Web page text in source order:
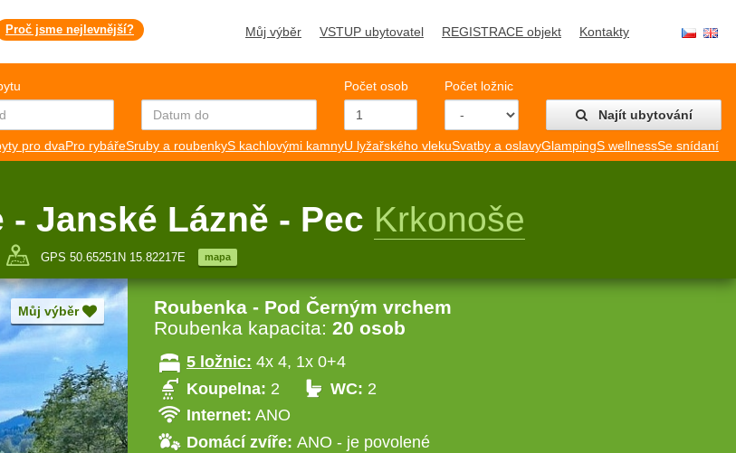
Proč jsme nejlevnější? Můj výběr VSTUP ubytovatel REGISTRACE objekt Kontakty
Počet osob
Počet ložnic
Najít ubytování
pro dvaPro rybářeSruby a roubenkyS kachlovými kamnyU lyžařského vlekuSvatby a oslavyGlampingS wellnessSe snídaní
Janské Lázně - Pec Krkonoše
GPS 50.65251N 15.82217E mapa
Můj výběr
Roubenka - Pod Černým vrchem
Roubenka kapacita: 20 osob
5 ložnic: 4x 4, 1x 0+4
Koupelna: 2 WC: 2
Internet: ANO
Domácí zvíře: ANO - je povolené